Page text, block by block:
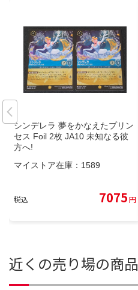
シンデレラ 夢をかなえたプリン
セス Foil 2枚 JA10 未知なる彼
方へ!
マイストア在庫： 1589
税込 7075円
近くの売り場の商品